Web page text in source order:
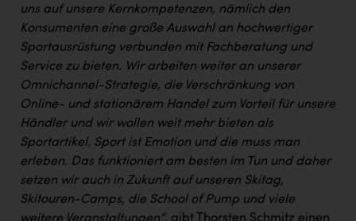
uns auf unsere Kernkompetenzen, nämlich den
Konsumenten eine große Auswahl an hochwertiger
Sportausrüstung verbunden mit Fachberatung und
Service zu bieten. Wir arbeiten weiter an unserer
Omnichannel-Strategie, die Verschränkung von
Online- und stationärem Handel zum Vorteil für unsere
Händler und wir wollen weit mehr bieten als
Sportartikel. Sport ist Emotion und die muss man
erleben. Das funktioniert am besten im Tun und daher
setzen wir auch in Zukunft auf unseren Skitag,
Skitouren-Camps, die School of Pump und viele
weitere Veranstaltungen“, gibt Thorsten Schmitz einen